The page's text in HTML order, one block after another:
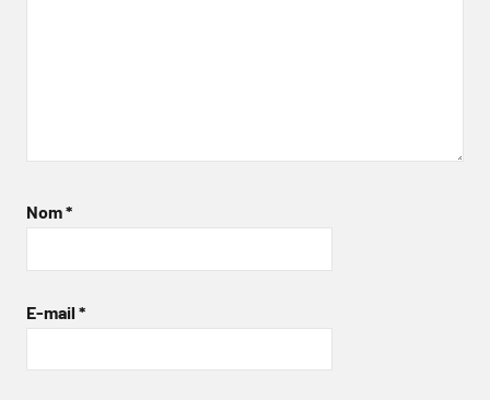
Nom*
E-mail *